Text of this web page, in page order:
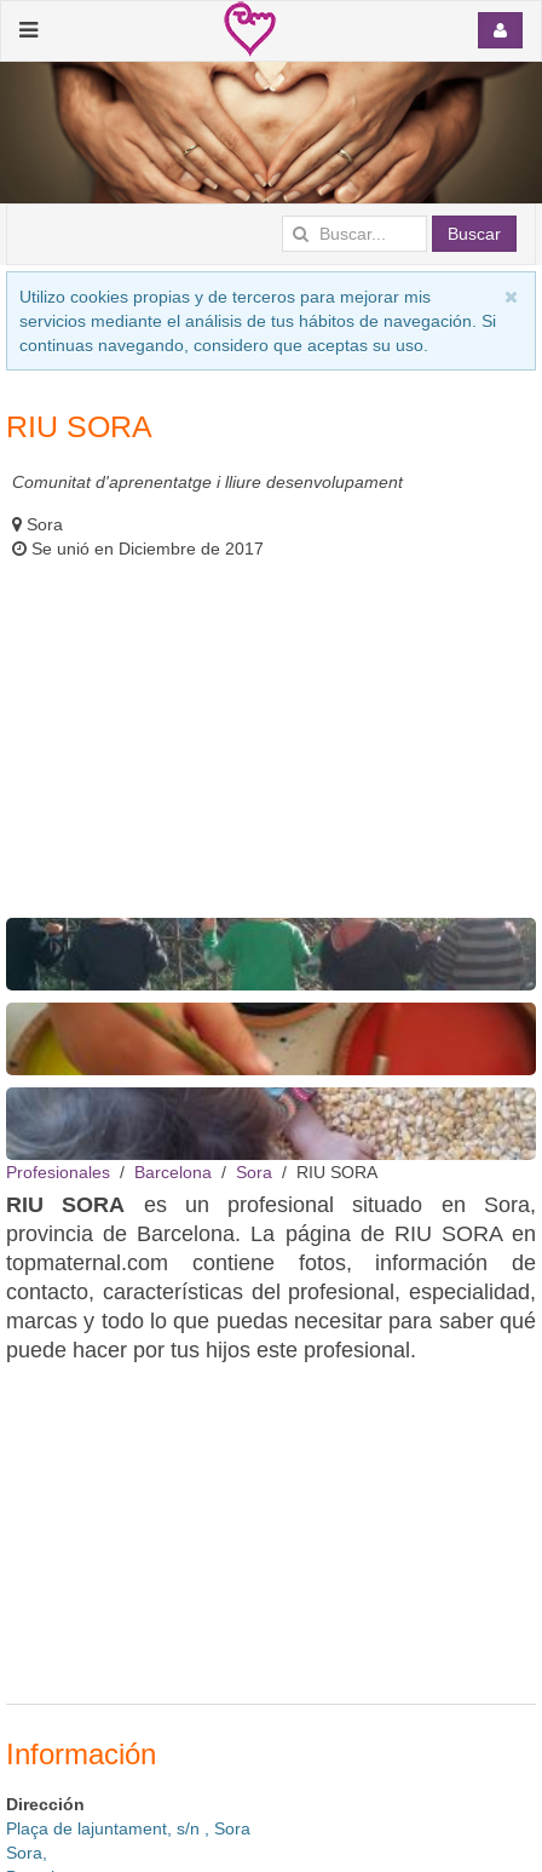
Buscar
Utilizo cookies propias y de terceros para mejorar mis
servicios mediante el análisis de tus hábitos de navegación. Si
continuas navegando, considero que aceptas su uso.
RIU SORA
Comunitat d'aprenentatge i lliure desenvolupament
Sora
Se unió en Diciembre de 2017
Profesionales Barcelona Sora RIU SORA
RIU SORA es un profesional situado en Sora,
provincia de Barcelona. La página de RIU SORA en
topmaternal.com contiene fotos, información de
contacto, características del profesional, especialidad,
marcas y todo lo que puedas necesitar para saber qué
puede hacer por tus hijos este profesional.
Información
Dirección
Plaça de lajuntament, s/n , Sora
Sora,